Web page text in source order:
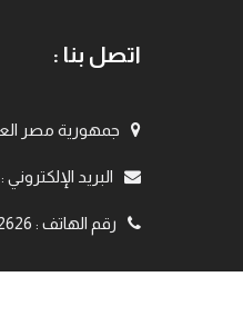
اتصل بنا :
جمهورية مصر
البريد الإلكتروني:
رقم الهاتف: